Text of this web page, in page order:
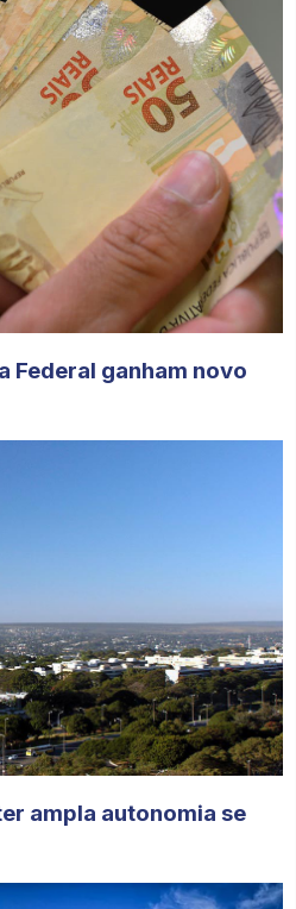
Federal ganham novo
ampla autonomia se